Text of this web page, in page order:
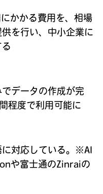
かかる費用を、相場
を行い、中小企業に
データの作成が完
程度で利用可能に
に対応している。※AI
や富士通のZinraiの